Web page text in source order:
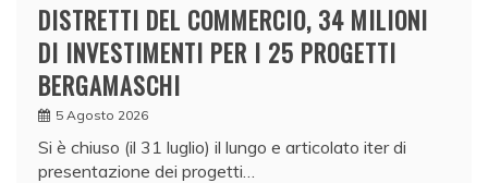
DISTRETTI DEL COMMERCIO, 34 MILIONI
DI INVESTIMENTI PER I 25 PROGETTI
BERGAMASCHI
5 Agosto 2026
Si è chiuso (il 31 luglio) il lungo e articolato iter di
presentazione dei progetti…